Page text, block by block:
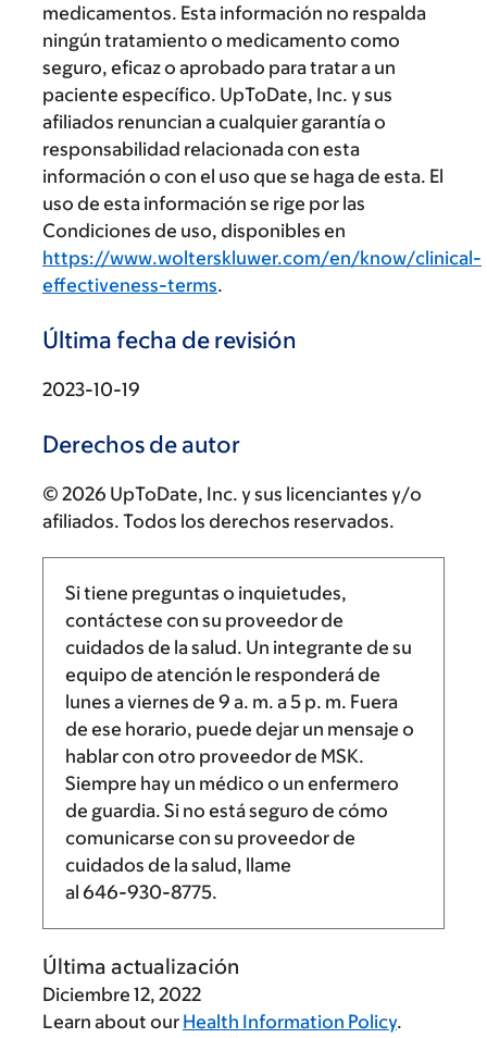
medicamentos. Esta información no respalda
ningún tratamiento o medicamento como
seguro, eficaz o aprobado para tratar a un
paciente específico. UpToDate, Inc. y sus
afiliados renuncian a cualquier garantía o
responsabilidad relacionada con esta
información o con el uso que se haga de esta. El
uso de esta información se rige por las
Condiciones de uso, disponibles en
https://www.wolterskluwer.com/en/know/clinical-
effectiveness-terms.
Última fecha de revisión
2023-10-19
Derechos de autor
© 2026 UpToDate, Inc. y sus licenciantes y/o
afiliados. Todos los derechos reservados.
Si tiene preguntas o inquietudes,
contáctese con su proveedor de
cuidados de la salud. Un integrante de su
equipo de atención le responderá de
lunes a viernes de 9 a. m. a5 p. m. Fuera
de ese horario, puede dejar un mensaje o
hablar con otro proveedor de MSK.
Siempre hay un médico o un enfermero
de guardia. Si no está seguro de cómo
comunicarse con su proveedor de
cuidados de la salud, llame
al 646-930-8775.
Última actualización
Diciembre 12, 2022
Learn about our Health Information Policy.